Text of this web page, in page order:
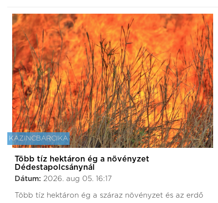
KAZINCBARCIKA
Több tíz hektáron ég a növényzet
Dédestapolcsánynál
Dátum: 2026. aug 05. 16:17
Több tíz hektáron ég a száraz növényzet és az erdő